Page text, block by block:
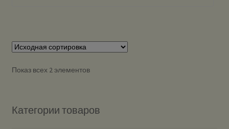
Показ всех 2 элементов
Категории товаров